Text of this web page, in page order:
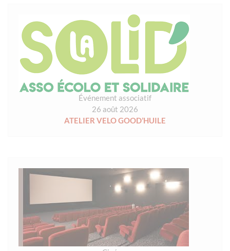
Événement associatif
26 août 2026
ATELIER VELO GOOD’HUILE